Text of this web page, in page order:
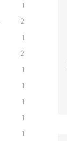
1
2
1
2
1
1
1
1
1